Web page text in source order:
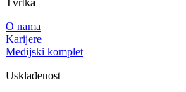
O nama
Karijere
Medijski komplet
Usklađenost